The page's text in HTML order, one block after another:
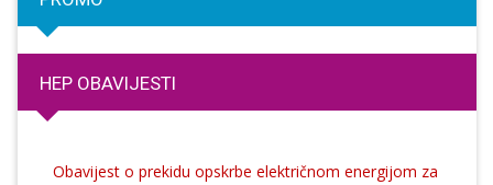
HEP OBAVIJESTI
Obavijest o prekidu opskrbe električnom energijom za